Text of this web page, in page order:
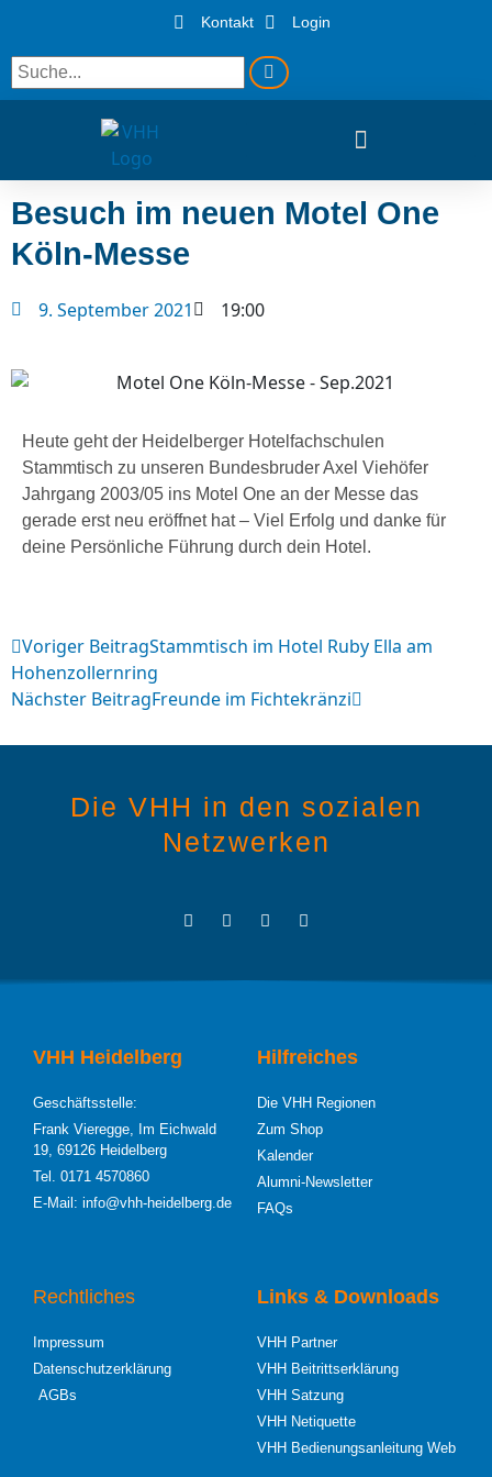
Kontakt Login
Besuch im neuen Motel One
Köln-Messe
9. September 2021 19:00
Heute geht der Heidelberger Hotelfachschulen
Stammtisch zu unseren Bundesbruder Axel Viehöfer
Jahrgang 2003/05 ins Motel One an der Messe das
gerade erst neu eröffnet hat – Viel Erfolg und danke für
deine Persönliche Führung durch dein Hotel.
Voriger BeitragStammtisch im Hotel Ruby Ella am
Hohenzollernring
Nächster BeitragFreunde im Fichtekränzi
Die VHH in den sozialen
Netzwerken
VHH Heidelberg
Geschäftsstelle:
Frank Vieregge, Im Eichwald
19, 69126 Heidelberg
Tel. 0171 4570860
E-Mail: info@vhh-heidelberg.de
Hilfreiches
Die VHH Regionen
Zum Shop
Kalender
Alumni-Newsletter
FAQs
Rechtliches
Impressum
Datenschutzerklärung
AGBs
Links & Downloads
VHH Partner
VHH Beitrittserklärung
VHH Satzung
VHH Netiquette
VHH Bedienungsanleitung Web